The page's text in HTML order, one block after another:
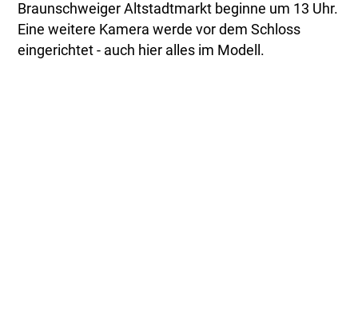
Braunschweiger Altstadtmarkt beginne um 13 Uhr.
Eine weitere Kamera werde vor dem Schloss
eingerichtet - auch hier alles im Modell.